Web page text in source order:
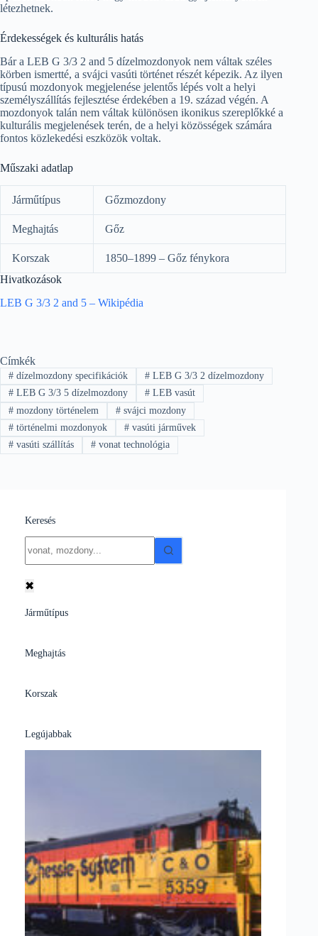
létezhetnek.
Érdekességek és kulturális hatás
Bár a LEB G 3/3 2 and 5 dízelmozdonyok nem váltak széles
körben ismertté, a svájci vasúti történet részét képezik. Az ilyen
típusú mozdonyok megjelenése jelentős lépés volt a helyi
személyszállítás fejlesztése érdekében a 19. század végén. A
mozdonyok talán nem váltak különösen ikonikus szereplőkké a
kulturális megjelenések terén, de a helyi közösségek számára
fontos közlekedési eszközök voltak.
Műszaki adatlap
Járműtípus Gőzmozdony
Meghajtás Gőz
Korszak
1850–1899 – Gőz fénykora
Hivatkozások
LEB G 3/3 2 and 5 – Wikipédia
Címkék
#dízelmozdony specifikációk #LEB G 3/3 2 dízelmozdony
#LEB G 3/3 5 dízelmozdony #LEB vasút
#mozdony történelem #svájci mozdony
#történelmi mozdonyok #vasúti járművek
#vasúti szállítás #vonat technológia
Keresés
results
✖
Járműtípus
Meghajtás
Korszak
Legújabbak